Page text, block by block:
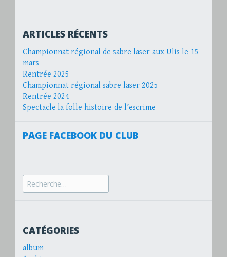
ARTICLES RÉCENTS
Championnat régional de sabre laser aux Ulis le 15
mars
Rentrée 2025
Championnat régional sabre laser 2025
Rentrée 2024
Spectacle la folle histoire de l’escrime
PAGE FACEBOOK DU CLUB
Recherche
pour :
CATÉGORIES
album